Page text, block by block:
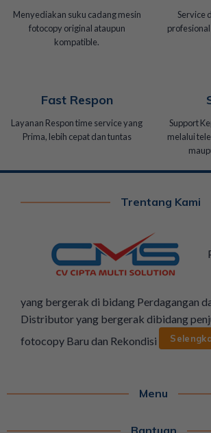
Menyediakan suku cadang mesin
fotocopy original ataupun
kompatible.
Service
Fast Respon
Layanan Respon time service yang
Prima, lebih cepat dan tuntas
Support
melalui
Trentang Kami
yang bergerak di bidang Perdagangan
Distributor yang bergerak dibidang
fotocopy Baru dan Rekondisi
Menu